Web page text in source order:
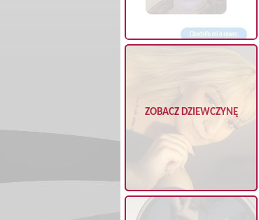
ZOBACZ DZIEWCZYNĘ